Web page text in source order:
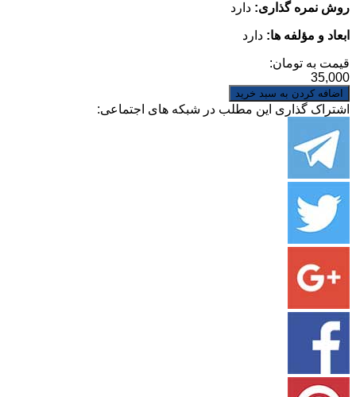
روش نمره گذاری: دارد
ابعاد و مؤلفه ها: دارد
قیمت به تومان:
35,000
اشتراک گذاری این مطلب در شبکه های اجتماعی: